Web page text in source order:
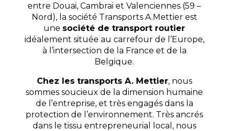
entre Douai, Cambrai et Valenciennes (59 –
Nord), la société Transports A.Mettier est
une société de transport routier
idéalement située au carrefour de l’Europe,
à l’intersection de la France et de la
Belgique.
Chez les transports A. Mettier, nous
sommes soucieux de la dimension humaine
de l’entreprise, et très engagés dans la
protection de l’environnement. Très ancrés
dans le tissu entrepreneurial local, nous